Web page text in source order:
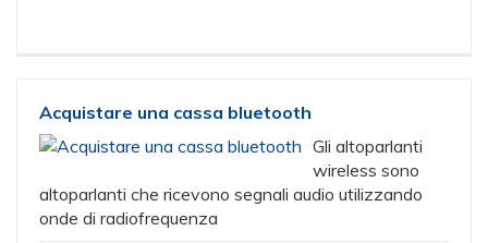
Acquistare una cassa bluetooth
Gli altoparlanti
wireless sono
altoparlanti che ricevono segnali audio utilizzando
onde di radiofrequenza